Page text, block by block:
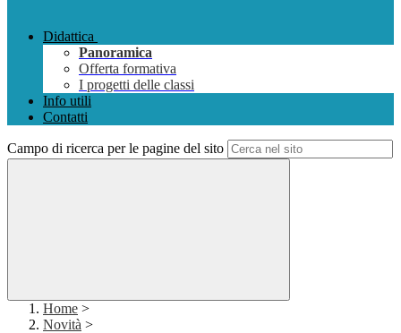
Didattica
Panoramica
Offerta formativa
I progetti delle classi
Info utili
Contatti
Campo di ricerca per le pagine del sito
Home >
Novità >